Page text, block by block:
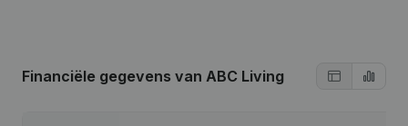
Financiële gegevens van ABC Living